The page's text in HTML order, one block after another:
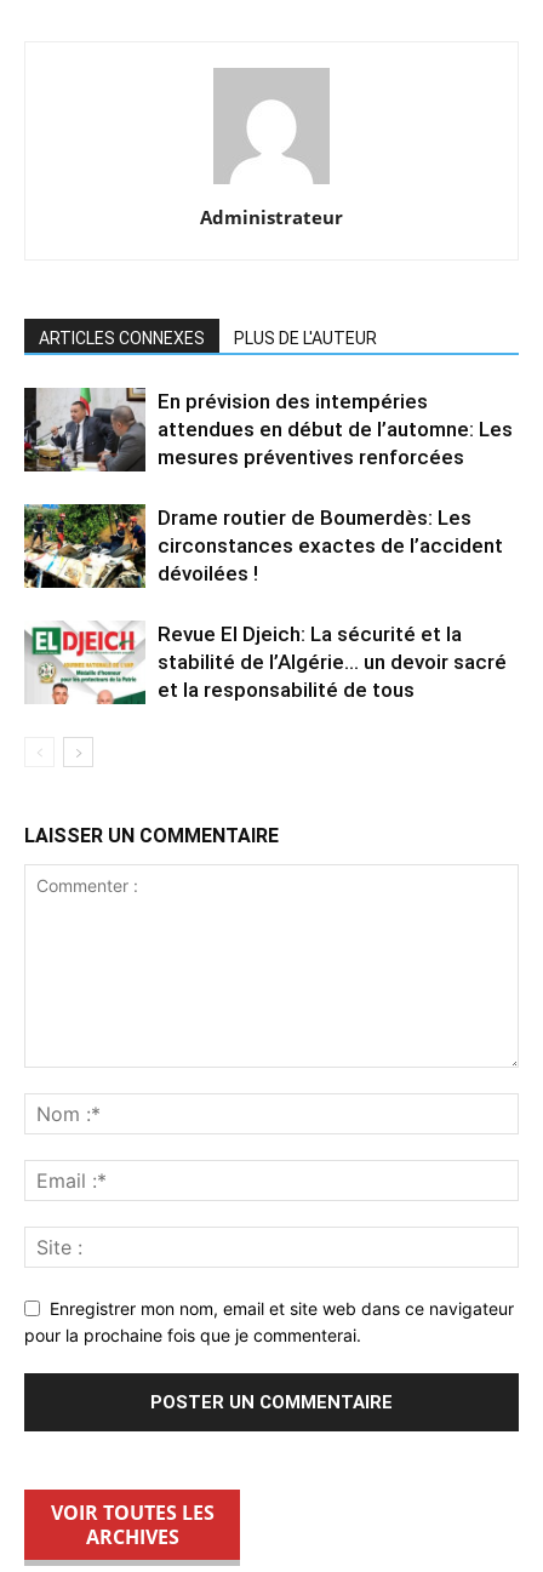
Administrateur
ARTICLES CONNEXES PLUS DE L'AUTEUR
En prévision des intempéries
attendues en début de l’automne: Les
mesures préventives renforcées
Drame routier de Boumerdès: Les
circonstances exactes de l’accident
dévoilées !
Revue El Djeich: La sécurité et la
stabilité de l’Algérie… un devoir sacré
et la responsabilité de tous
LAISSER UN COMMENTAIRE
Enregistrer mon nom, email et site web dans ce navigateur
pour la prochaine fois que je commenterai.
VOIR TOUTES LES
ARCHIVES